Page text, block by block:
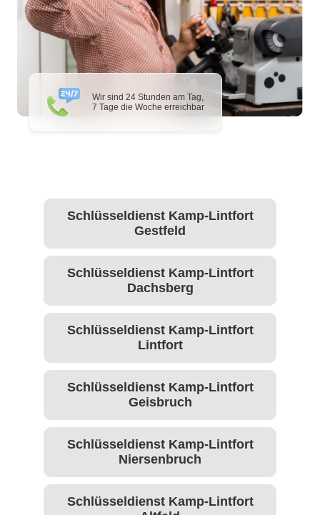
Wir sind 24 Stunden am Tag,
7 Tage die Woche erreichbar
Schlüsseldienst Kamp-Lintfort
Gestfeld
Schlüsseldienst Kamp-Lintfort
Dachsberg
Schlüsseldienst Kamp-Lintfort
Lintfort
Schlüsseldienst Kamp-Lintfort
Geisbruch
Schlüsseldienst Kamp-Lintfort
Niersenbruch
Schlüsseldienst Kamp-Lintfort